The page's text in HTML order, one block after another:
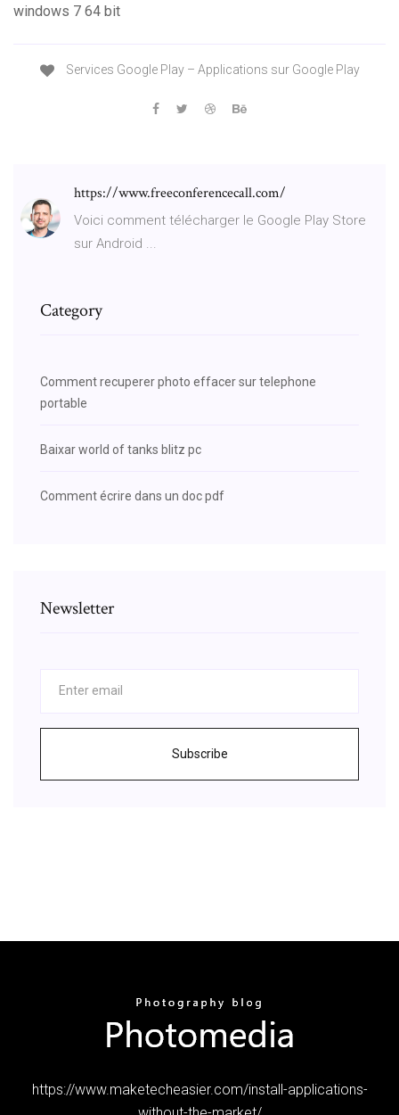
windows 7 64 bit
Services Google Play – Applications sur Google Play
https://www.freeconferencecall.com/
Voici comment télécharger le Google Play Store
sur Android ...
Category
Comment recuperer photo effacer sur telephone
portable
Baixar world of tanks blitz pc
Comment écrire dans un doc pdf
Newsletter
Subscribe
https://www.maketecheasier.com/install-applications-